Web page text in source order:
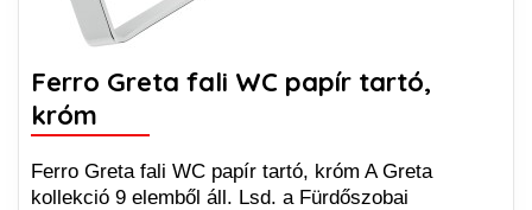
Ferro Greta fali WC papír tartó,
króm
Ferro Greta fali WC papír tartó, króm A Greta
kollekció 9 elemből áll. Lsd. a Fürdőszobai